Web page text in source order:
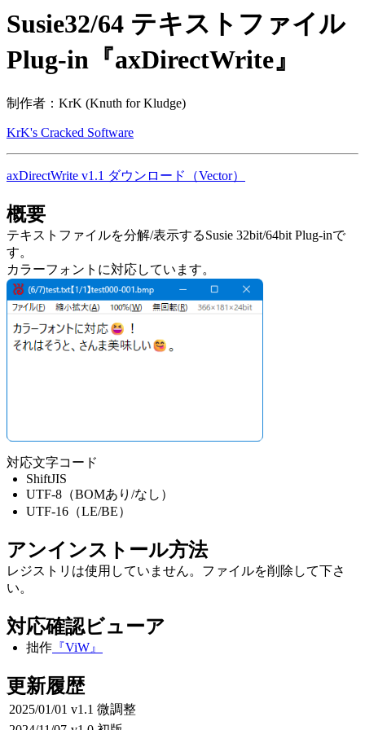
Susie32/64 テキストファイル
Plug-in『axDirectWrite』
制作者：KrK (Knuth for Kludge)
KrK's Cracked Software
axDirectWrite v1.1 ダウンロード（Vector）
概要
テキストファイルを分解/表示するSusie 32bit/64bit Plug-inで
す。
カラーフォントに対応しています。
対応文字コード
ShiftJIS
UTF-8（BOMあり/なし）
UTF-16（LE/BE）
アンインストール方法
レジストリは使用していません。ファイルを削除して下さ
い。
対応確認ビューア
拙作 『ViW』
更新履歴
2025/01/01 v1.1 微調整